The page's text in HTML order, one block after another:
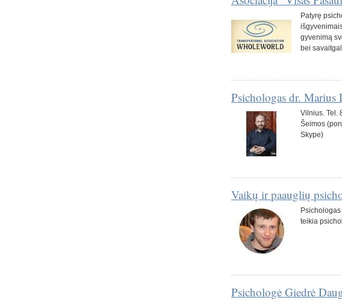
Patyrę
gyvenimą
bei
Psichologas dr. Marius
Vilnius. Tel.
Šeimos
Skype)
Vaikų ir paauglių
teikia
Psichologė Giedrė